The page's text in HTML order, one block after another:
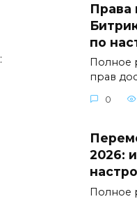
:
Права
по
Полное
прав
0
2026:
Полное